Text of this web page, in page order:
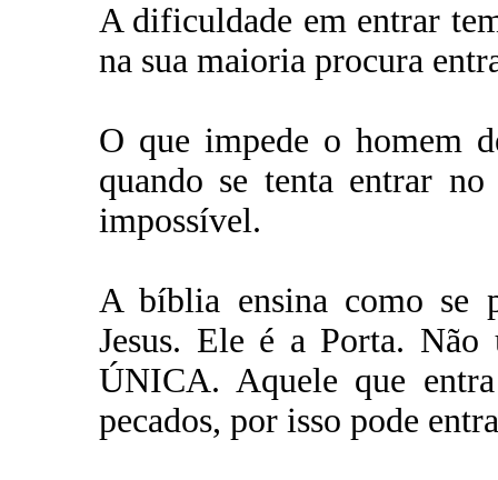
A dificuldade em entrar
na sua maioria procura
O que impede o homem
quando se tenta entrar
impossível.
A bíblia ensina como se
Jesus. Ele é a Porta.
ÚNICA. Aquele que
pecados, por isso pode